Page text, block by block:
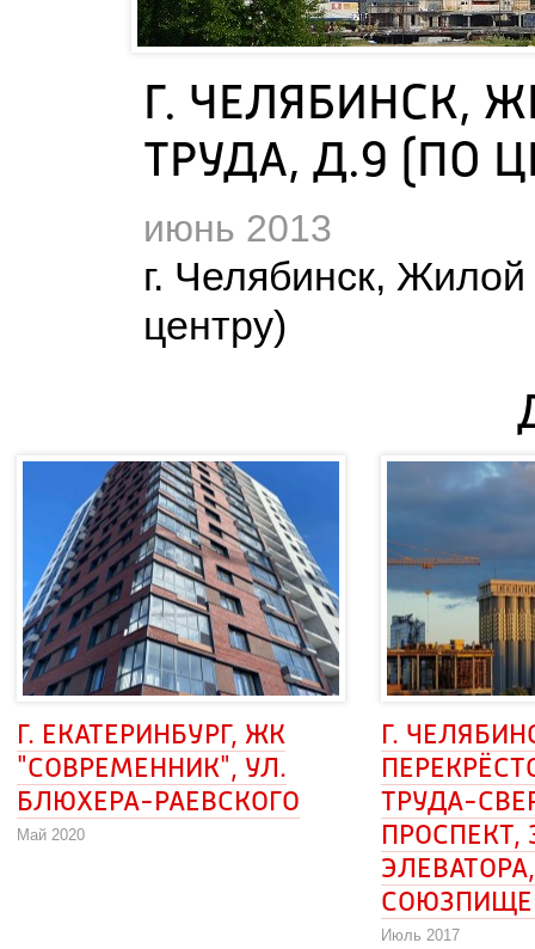
Г. ЧЕЛЯБИНСК,
ТРУДА, Д.9 (ПО
июнь 2013
г. Челябинск,
центру)
Г. ЕКАТЕРИНБУРГ, ЖК
"СОВРЕМЕННИК", УЛ.
БЛЮХЕРА-РАЕВСКОГО
Май 2020
Г.
ТРУДА-
ПРОСПЕКТ,
ЭЛЕВАТОРА,
Июль 2017